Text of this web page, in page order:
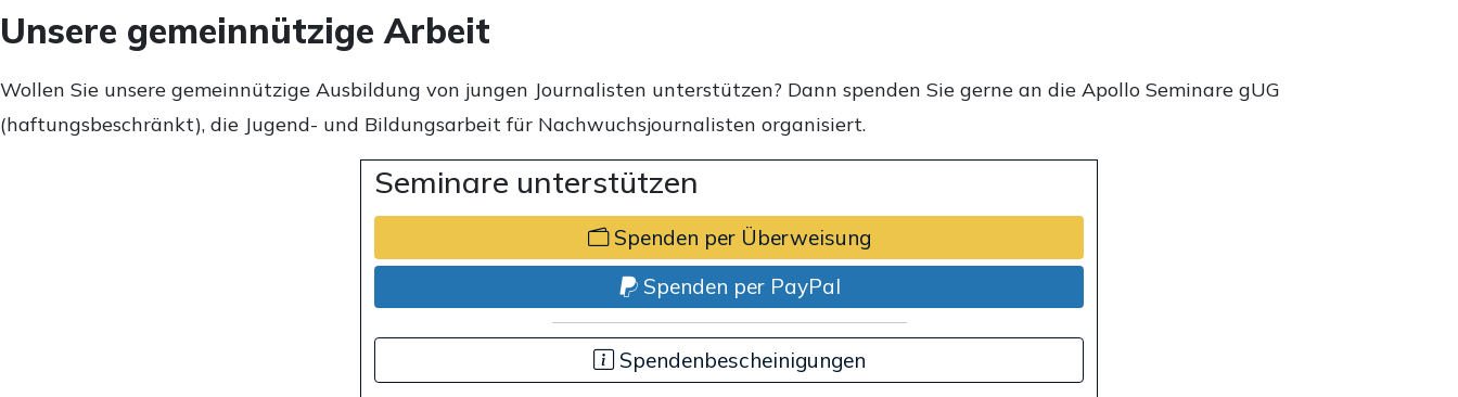
Unsere gemeinnützige Arbeit
Wollen Sie unsere gemeinnützige Ausbildung von jungen Journalisten unterstützen? Dann spenden Sie gerne an die Apollo Seminare gUG
(haftungsbeschränkt), die Jugend- und Bildungsarbeit für Nachwuchsjournalisten organisiert.
Seminare unterstützen
Spenden per Überweisung
Spenden per PayPal
Spendenbescheinigungen